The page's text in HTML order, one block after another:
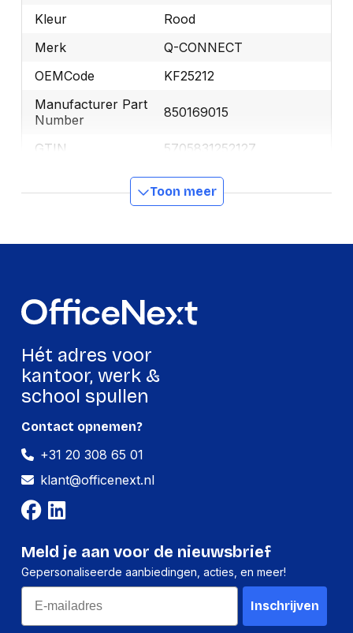
Kleur
Rood
Merk
Q-CONNECT
OEMCode
KF25212
Manufacturer Part
Number
850169015
GTIN 5705831252127
Productformaat
Gewicht
74 g
Verpakking
Per stuk
Hoeveelheid:
Breedte:
Hoogte:
Lengte:
Gewicht:
74 gram
Hoeveelheid:
10 stuks
Toon meer
Hét adres voor
kantoor, werk &
school spullen
Contact opnemen?
+31 20 308 65 01
klant@officenext.nl
Meld je aan voor de nieuwsbrief
Gepersonaliseerde aanbiedingen, acties, en meer!
Email
Inschrijven